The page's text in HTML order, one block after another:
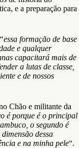
e a preparação para
“essa formação de base
e qualquer
capacitará mais de
a lutas de classe,
e de nossos
Chão e militante da
é porque é o principal
o segundo é
dessa
e na minha pele“.